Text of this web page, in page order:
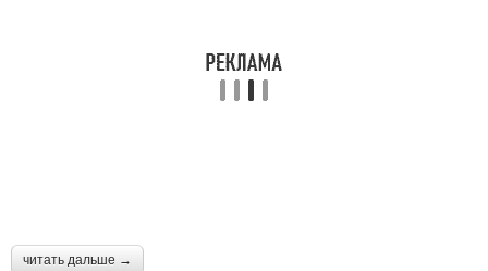
читать дальше →